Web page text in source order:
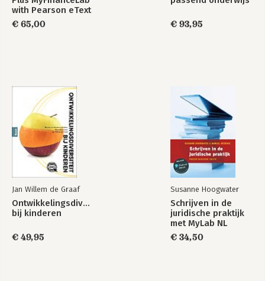
with Pearson eText
€ 65,00
€ 93,95
Jan Willem de Graaf
Ontwikkelingsdiversiteit
bij kinderen
€ 49,95
Susanne Hoogwater
Schrijven in de
juridische praktijk
met MyLab NL
toegangscode
€ 34,50